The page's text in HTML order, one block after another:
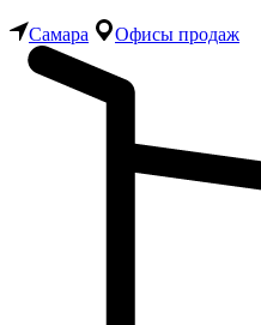
Самара Офисы продаж